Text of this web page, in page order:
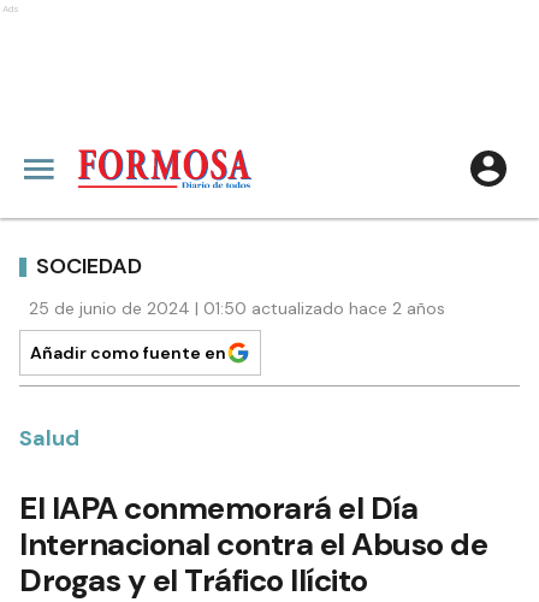
Ads
SOCIEDAD
25 de junio de 2024 | 01:50 actualizado hace 2 años
Añadir como fuente en
Salud
El IAPA conmemorará el Día
Internacional contra el Abuso de
Drogas y el Tráfico Ilícito